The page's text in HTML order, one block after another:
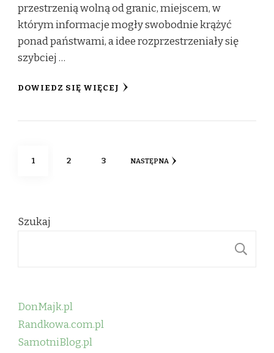
przestrzenią wolną od granic, miejscem, w
którym informacje mogły swobodnie krążyć
ponad państwami, a idee rozprzestrzeniały się
szybciej …
DOWIEDZ SIĘ WIĘCEJ
Stronicowanie
STRONA
1 STRONA
2 STRONA
3 NASTĘPNA
Szukaj
DonMajk.pl
Randkowa.com.pl
SamotniBlog.pl